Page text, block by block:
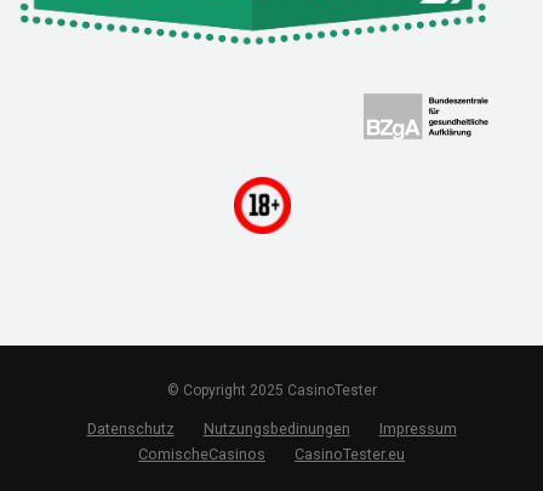
© Copyright 2025 CasinoTester
Datenschutz Nutzungsbedinungen
Impressum
ComischeCasinos
CasinoTester.eu